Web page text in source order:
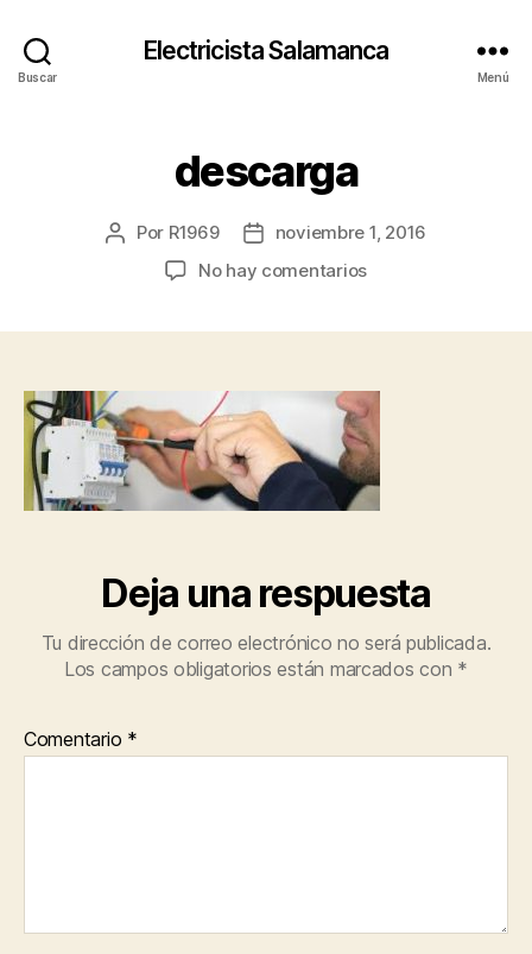
Buscar
Electricista Salamanca
Menú
descarga
Autor
Por R1969
Fecha
la
noviembre 1, 2016
No hay comentariosen
Deja una respuesta
Tu dirección de correo electrónico no será publicada.
Los campos obligatorios están marcados con *
Comentario *